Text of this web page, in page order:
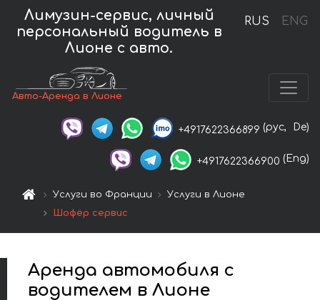
RUS ENG
Лимузин-сервис, личный
персональный водитель в
Лионе с авто.
Авто-Аренда в Лионе
+4917622366899 (рус, De)
+4917622366900 (Eng)
Услуги во Франции
Услуги в Лионе
Шофёр сервис
Аренда автомобиля с
водителем в Лионе